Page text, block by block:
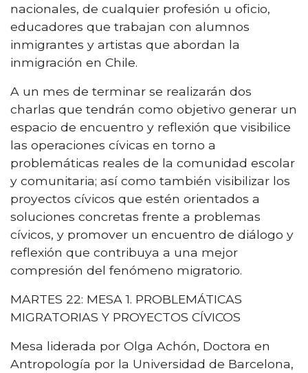
nacionales, de cualquier profesión u oficio,
educadores que trabajan con alumnos
inmigrantes y artistas que abordan la
inmigración en Chile.
A un mes de terminar se realizarán dos
charlas que tendrán como objetivo generar un
espacio de encuentro y reflexión que visibilice
las operaciones cívicas en torno a
problemáticas reales de la comunidad escolar
y comunitaria; así como también visibilizar los
proyectos cívicos que estén orientados a
soluciones concretas frente a problemas
cívicos, y promover un encuentro de diálogo y
reflexión que contribuya a una mejor
compresión del fenómeno migratorio.
MARTES 22: MESA 1. PROBLEMÁTICAS
MIGRATORIAS Y PROYECTOS CÍVICOS
Mesa liderada por Olga Achón, Doctora en
Antropología por la Universidad de Barcelona,